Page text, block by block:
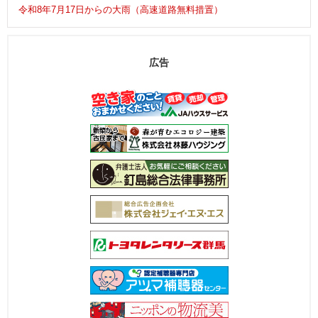
令和8年7月17日からの大雨（高速道路無料措置）
広告